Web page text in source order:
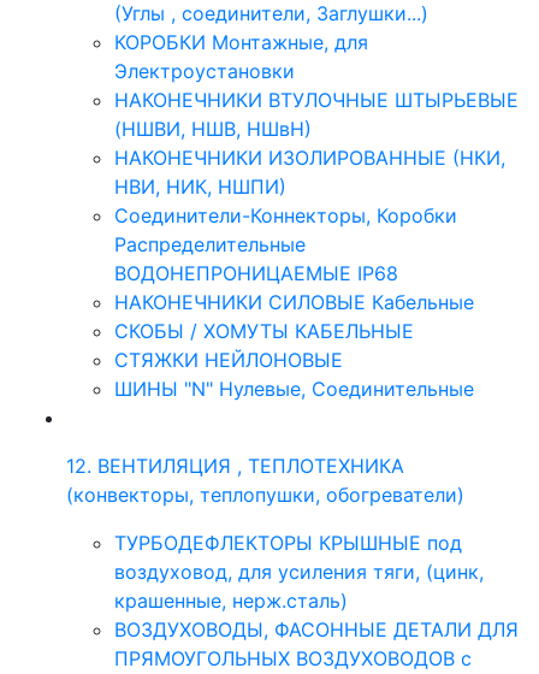
(Углы , соединители, Заглушки...)
КОРОБКИ Монтажные, для
Электроустановки
НАКОНЕЧНИКИ ВТУЛОЧНЫЕ ШТЫРЬЕВЫЕ
(НШВИ, НШВ, НШвН)
НАКОНЕЧНИКИ ИЗОЛИРОВАННЫЕ (НКИ,
НВИ, НИК, НШПИ)
Соединители-Коннекторы, Коробки
Распределительные
ВОДОНЕПРОНИЦАЕМЫЕ IP68
НАКОНЕЧНИКИ СИЛОВЫЕ Кабельные
СКОБЫ / ХОМУТЫ КАБЕЛЬНЫЕ
СТЯЖКИ НЕЙЛОНОВЫЕ
ШИНЫ "N" Нулевые, Соединительные
12. ВЕНТИЛЯЦИЯ , ТЕПЛОТЕХНИКА
(конвекторы, теплопушки, обогреватели)
ТУРБОДЕФЛЕКТОРЫ КРЫШНЫЕ под
воздуховод, для усиления тяги, (цинк,
крашенные, нерж.сталь)
ВОЗДУХОВОДЫ, ФАСОННЫЕ ДЕТАЛИ ДЛЯ
ПРЯМОУГОЛЬНЫХ ВОЗДУХОВОДОВ с